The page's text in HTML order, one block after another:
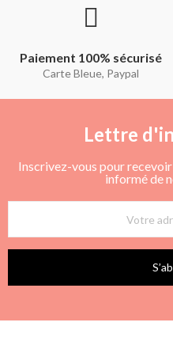
Paiement 100% sécurisé
Carte Bleue, Paypal
Lettre
Inscrivez-vous pour
informé de